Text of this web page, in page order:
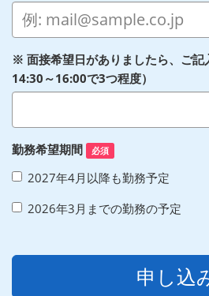
※ 面接希望日がありましたら、ご記
14:30～16:00で3つ程度）
勤務希望期間 必須
2027年4月以降も勤務予定
2026年3月までの勤務の予定
申し込